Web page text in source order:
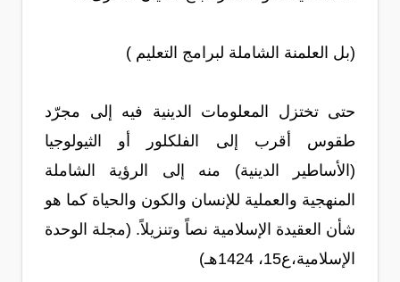
(بل العلمنة الشاملة لبرامج التعليم )
حتى تختزل المعلومات الدينية فيه إلى مجرّد
طقوس أقرب إلى الفلكلور أو الثيولوجيا
(الأساطير الدينية) منه إلى الرؤية الشاملة
المنهجية والعملية للإنسان والكون والحياة كما هو
شأن العقيدة الإسلامية نصاً وتنزيلاً. (مجلة الوحدة
الإسلامية،ع15، 1424هـ)